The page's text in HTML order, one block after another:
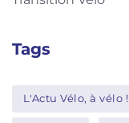
Tags
L'Actu Vélo, à vélo !